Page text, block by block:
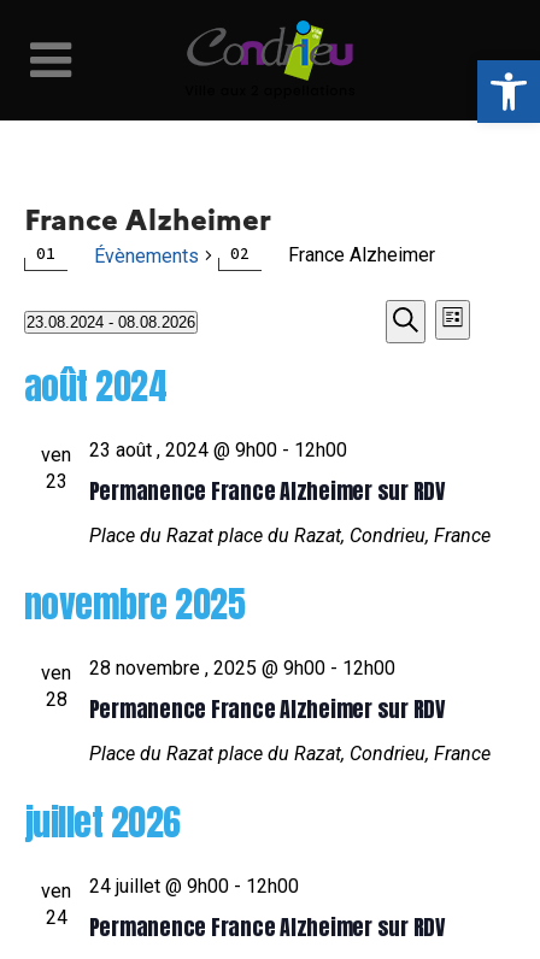
Ouvrir
France Alzheimer
Évènements France Alzheimer
Évènements
de
vues
Recherche
Liste
23.08.2024 - 08.08.2026
une
août 2024
ven
23
Permanence France Alzheimer sur RDV
23 août , 2024 @ 9h00- 12h00
Place du Razat place du Razat, Condrieu, France
novembre 2025
ven
28
Permanence France Alzheimer sur RDV
28 novembre , 2025 @ 9h00- 12h00
Place du Razat place du Razat, Condrieu, France
juillet 2026
ven
24
Permanence France Alzheimer sur RDV
24 juillet @ 9h00- 12h00